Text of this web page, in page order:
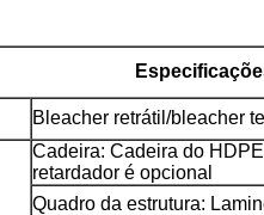
Bleacher retrátil/bleacher
Cadeira: Cadeira do
retardador é opcional
Quadro da estrutura: